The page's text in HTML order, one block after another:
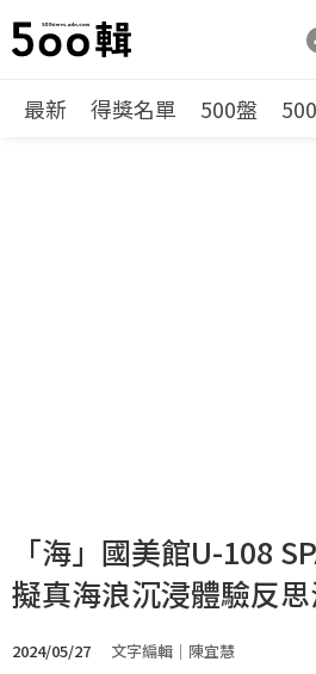
最新 得獎名單 500盤
「海」國美館U-108
擬真海浪沉浸體驗反
2024/05/27 文字編輯｜陳宜慧